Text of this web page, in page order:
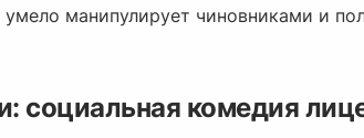
манипулирует чиновниками и
социальная комедия